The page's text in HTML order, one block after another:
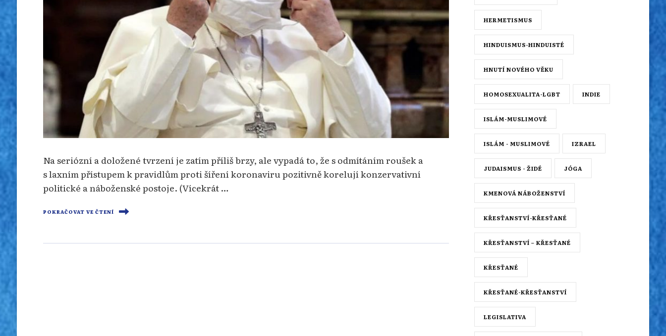
Na seriózní a doložené tvrzení je zatím příliš brzy, ale vypadá to, že s odmítáním roušek a
s laxním přístupem k pravidlům proti šíření koronaviru pozitivně korelují konzervativní
politické a náboženské postoje. (Vícekrát …
POKRAČOVAT VE ČTENÍ
HERMETISMUS
HINDUISMUS-HINDUISTÉ
HNUTÍ NOVÉHO VĚKU
HOMOSEXUALITA-LGBT INDIE
ISLÁM-MUSLIMOVÉ
ISLÁM - MUSLIMOVÉ IZRAEL
JUDAISMUS - ŽIDÉ JÓGA
KMENOVÁ NÁBOŽENSTVÍ
KŘESŤANSTVÍ-KŘESŤANÉ
KŘESŤANSTVÍ – KŘESŤANÉ
KŘESŤANÉ
KŘESŤANÉ-KŘESŤANSTVÍ
LEGISLATIVA